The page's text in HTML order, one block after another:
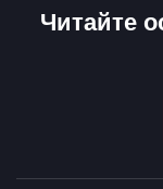
Читайте